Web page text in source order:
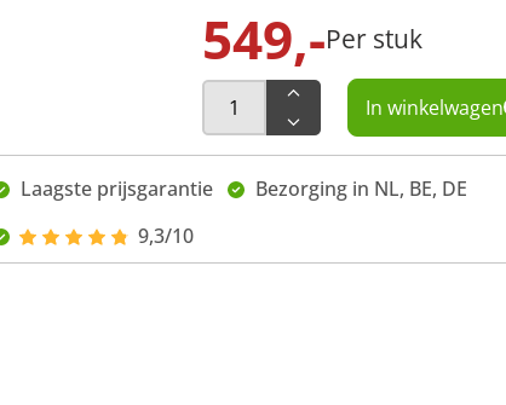
549,-Per stuk
In winkelwagen
Laagste prijsgarantie
Bezorging in NL, BE, DE
9,3/10